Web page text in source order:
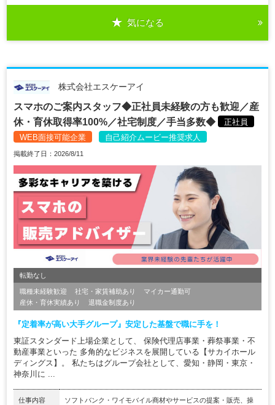
気になる
株式会社エスケーアイ
スマホのご案内スタッフ◆正社員未経験の方も歓迎／産
休・育休取得率100%／社宅制度／手当多数◆
正社員
WEB面接可能企業
自己紹介ムービー推奨求人
掲載終了日：2026/8/11
転勤なし
職種未経験歓迎 社宅・家賃補助あり
マイカー通勤可
産休・育休実績あり
退職金制度あり
『定着率が高い大手グループ』安定した基盤で職に手を！
東証スタンダード上場企業として、 保険代理店事業・葬祭事業・不
動産事業といった 多角的なビジネスを展開している【サカイホール
ディングス】。 私たちはグループ会社として、愛知・静岡・東京・
神奈川に ...
仕事内容
ソフトバンク・ワイモバイル商材やサービスの提案・販売、操